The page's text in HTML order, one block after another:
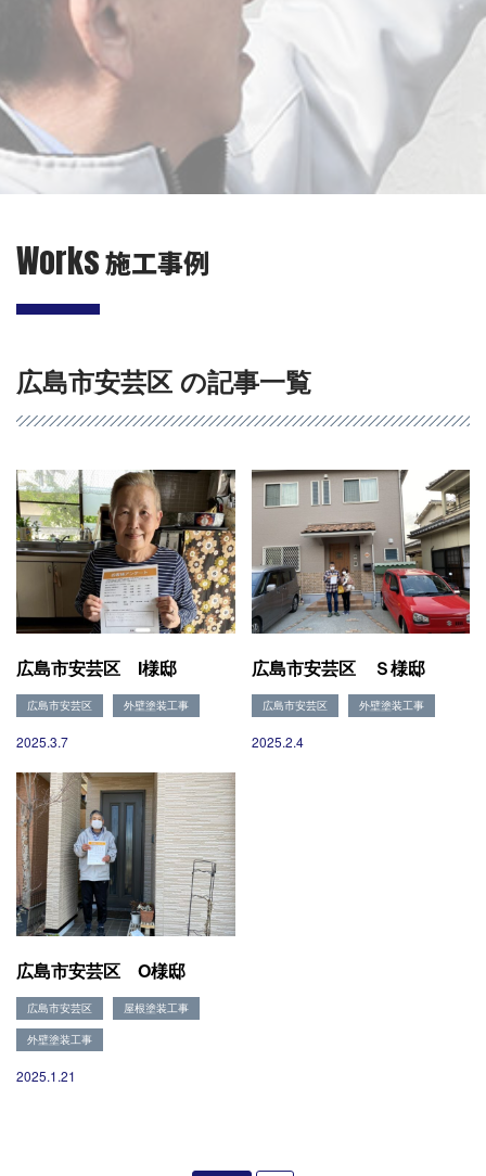
会社概要
選ばれる理由
施工事例
リフォームの流れ
お電話でお気軽にお問い合わせください
082-291-9400
営業時間10：00～18：00（日祝除く）
お見積もりは無料です
まずはメールでご相談
Works施工事例
広島市安芸区 の記事一覧
広島市安芸区 I様邸
広島市安芸区 外壁塗装工事
2025.3.7
広島市安芸区 Ｓ様邸
広島市安芸区 外壁塗装工事
2025.2.4
広島市安芸区 O様邸
広島市安芸区 屋根塗装工事
外壁塗装工事
2025.1.21